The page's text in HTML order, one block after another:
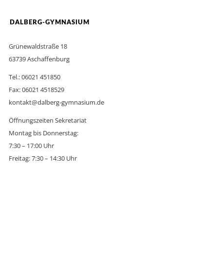
DALBERG-GYMNASIUM
Grünewaldstraße 18
63739 Aschaffenburg
Tel.: 06021 451850
Fax: 06021 4518529
kontakt@dalberg-gymnasium.de
Öffnungszeiten Sekretariat
Montag bis Donnerstag:
7:30 – 17:00 Uhr
Freitag: 7:30 – 14:30 Uhr